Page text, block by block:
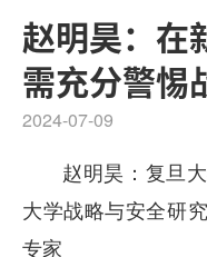
赵明昊：在
需充分警惕
2024-07-09
赵明昊： 复旦
大学战略与安全研
专家